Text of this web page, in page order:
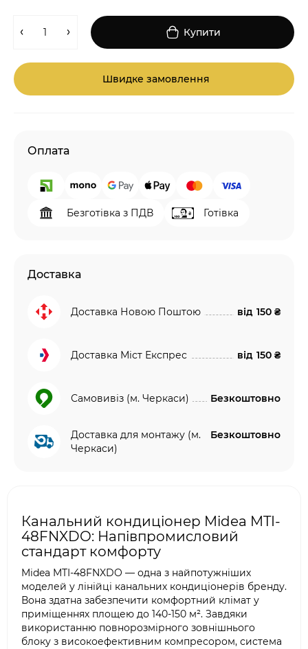
Купити
Швидке замовлення
Оплата
Безготівка з ПДВ Готівка
Доставка
Доставка Новою Поштою від 150 ₴
Доставка Міст Експрес від 150 ₴
Самовивіз (м. Черкаси) Безкоштовно
Доставка для монтажу (м.
Черкаси)
Безкоштовно
Канальний кондиціонер Midea MTI-
48FNXDO: Напівпромисловий
стандарт комфорту
Midea MTI-48FNXDO — одна з найпотужніших
моделей у лінійці канальних кондиціонерів бренду.
Вона здатна забезпечити комфортний клімат у
приміщеннях площею до 140-150 м². Завдяки
використанню повнорозмірного зовнішнього
блоку з високоефективним компресором, система